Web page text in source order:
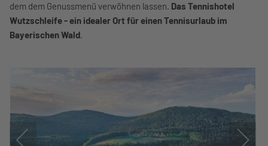
dem dem Genussmenü verwöhnen lassen. Das Tennishotel
Wutzschleife - ein idealer Ort für einen Tennisurlaub im
Bayerischen Wald.